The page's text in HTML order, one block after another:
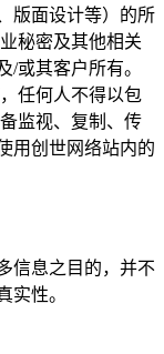
版面设计等）的所
秘密及其他相关
/或其客户所有。
任何人不得以包
监视、复制、传
用创世网络站内的
信息之目的，并不
实性。